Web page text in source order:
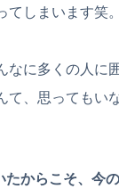
てしまいます笑。
なに多くの人に
て、思ってもい
からこそ、今の